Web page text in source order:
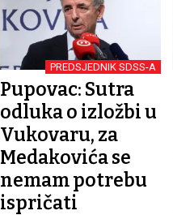
PREDSJEDNIK SDSS-A
Pupovac: Sutra
odluka o izložbi u
Vukovaru, za
Medakovića se
nemam potrebu
ispričati